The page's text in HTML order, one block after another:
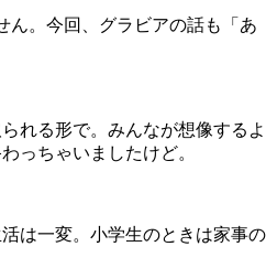
。今回、グラビアの話も「あ
れる形で。みんなが想像するよ
っちゃいましたけど。
は一変。小学生のときは家事の